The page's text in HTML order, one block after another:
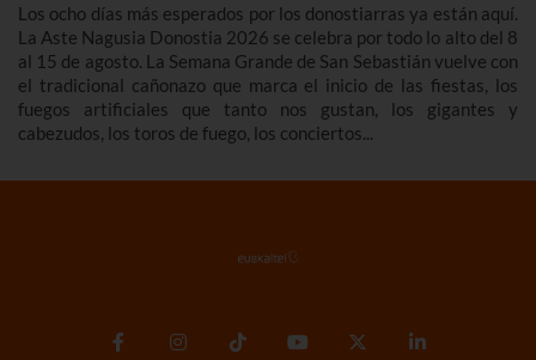
Los ocho días más esperados por los donostiarras ya están aquí.
La Aste Nagusia Donostia 2026 se celebra por todo lo alto del 8
al 15 de agosto. La Semana Grande de San Sebastián vuelve con
el tradicional cañonazo que marca el inicio de las fiestas, los
fuegos artificiales que tanto nos gustan, los gigantes y
cabezudos, los toros de fuego, los conciertos...